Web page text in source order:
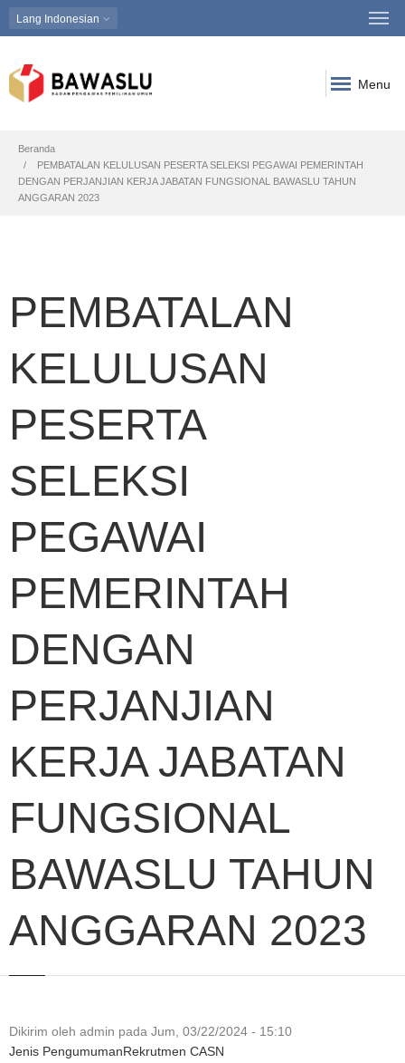
Lang Indonesian
Menu
Breadcrumb
Beranda
PEMBATALAN KELULUSAN PESERTA SELEKSI PEGAWAI PEMERINTAH
DENGAN PERJANJIAN KERJA JABATAN FUNGSIONAL BAWASLU TAHUN
ANGGARAN 2023
PEMBATALAN
KELULUSAN
PESERTA
SELEKSI
PEGAWAI
PEMERINTAH
DENGAN
PERJANJIAN
KERJA JABATAN
FUNGSIONAL
BAWASLU TAHUN
ANGGARAN 2023
Dikirim oleh admin pada Jum, 03/22/2024 - 15:10
Jenis PengumumanRekrutmen CASN